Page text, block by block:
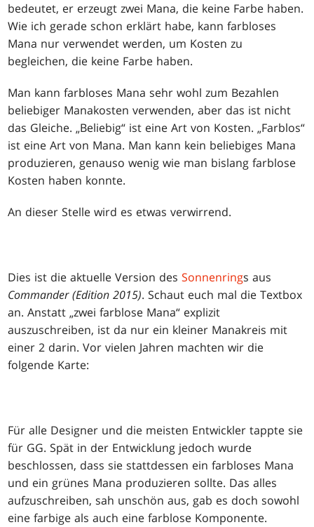
bedeutet, er erzeugt zwei Mana, die keine Farbe haben.
Wie ich gerade schon erklärt habe, kann farbloses
Mana nur verwendet werden, um Kosten zu
begleichen, die keine Farbe haben.
Man kann farbloses Mana sehr wohl zum Bezahlen
beliebiger Manakosten verwenden, aber das ist nicht
das Gleiche. „Beliebig“ ist eine Art von Kosten. „Farblos“
ist eine Art von Mana. Man kann kein beliebiges Mana
produzieren, genauso wenig wie man bislang farblose
Kosten haben konnte.
An dieser Stelle wird es etwas verwirrend.
Dies ist die aktuelle Version desSonnenrings aus
Commander (Edition 2015). Schaut euch mal die Textbox
an. Anstatt „zwei farblose Mana“ explizit
auszuschreiben, ist da nur ein kleiner Manakreis mit
einer 2 darin. Vor vielen Jahren machten wir die
folgende Karte:
Für alle Designer und die meisten Entwickler tappte sie
für GG. Spät in der Entwicklung jedoch wurde
beschlossen, dass sie stattdessen ein farbloses Mana
und ein grünes Mana produzieren sollte. Das alles
aufzuschreiben, sah unschön aus, gab es doch sowohl
eine farbige als auch eine farblose Komponente.